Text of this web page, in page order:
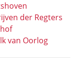
der Regters
van Oorlog